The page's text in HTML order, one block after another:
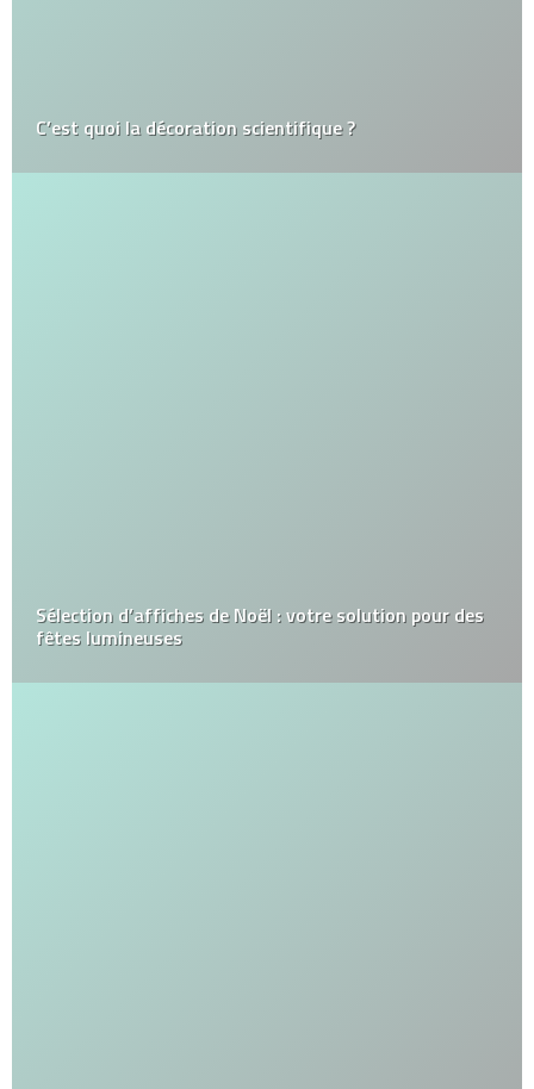
C’est quoi la décoration scientifique ?
Sélection d’affiches de Noël : votre solution pour des
fêtes lumineuses